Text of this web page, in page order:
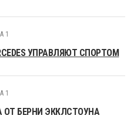
1
УПРАВЛЯЮТ СПОРТОМ
1
БЕРНИ ЭККЛСТОУНА